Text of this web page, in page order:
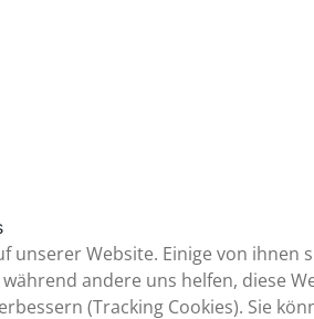
unserer Website. Einige von ihnen
andere uns helfen, diese
(Tracking Cookies). Sie